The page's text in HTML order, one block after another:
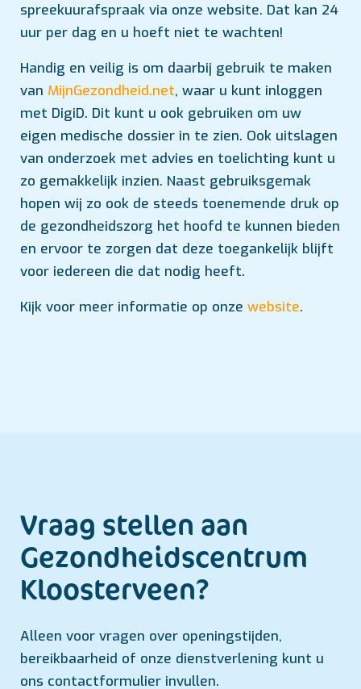
spreekuurafspraak via onze website. Dat kan 24
uur per dag en u hoeft niet te wachten!
Handig en veilig is om daarbij gebruik te maken
van MijnGezondheid.net, waar u kunt inloggen
met DigiD. Dit kunt u ook gebruiken om uw
eigen medische dossier in te zien. Ook uitslagen
van onderzoek met advies en toelichting kunt u
zo gemakkelijk inzien. Naast gebruiksgemak
hopen wij zo ook de steeds toenemende druk op
de gezondheidszorg het hoofd te kunnen bieden
en ervoor te zorgen dat deze toegankelijk blijft
voor iedereen die dat nodig heeft.
Kijk voor meer informatie op onze website.
Vraag stellen aan
Gezondheids­centrum
Kloosterveen?
Alleen voor vragen over openingstijden,
bereikbaarheid of onze dienstverlening kunt u
ons contactformulier invullen.